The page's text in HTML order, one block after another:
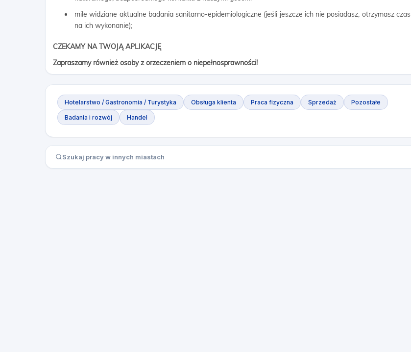
mile widziane aktualne badania sanitarno-epidemiologiczne (jeśli jeszcze ich nie posiadasz, otrzymasz czas
na ich wykonanie);
CZEKAMY NA TWOJĄ APLIKACJĘ
Zapraszamy również osoby z orzeczeniem o niepełnosprawności!
Hotelarstwo / Gastronomia / Turystyka Obsługa klienta Praca fizyczna Sprzedaż Pozostałe
Badania i rozwój Handel
Szukaj pracy w innych miastach